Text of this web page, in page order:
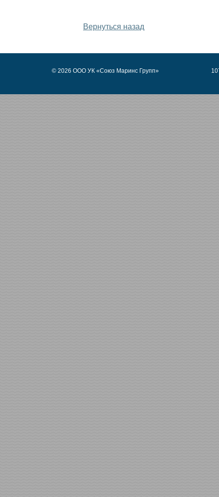
Вернуться назад
© 2026 ООО УК «Союз Маринс Групп»